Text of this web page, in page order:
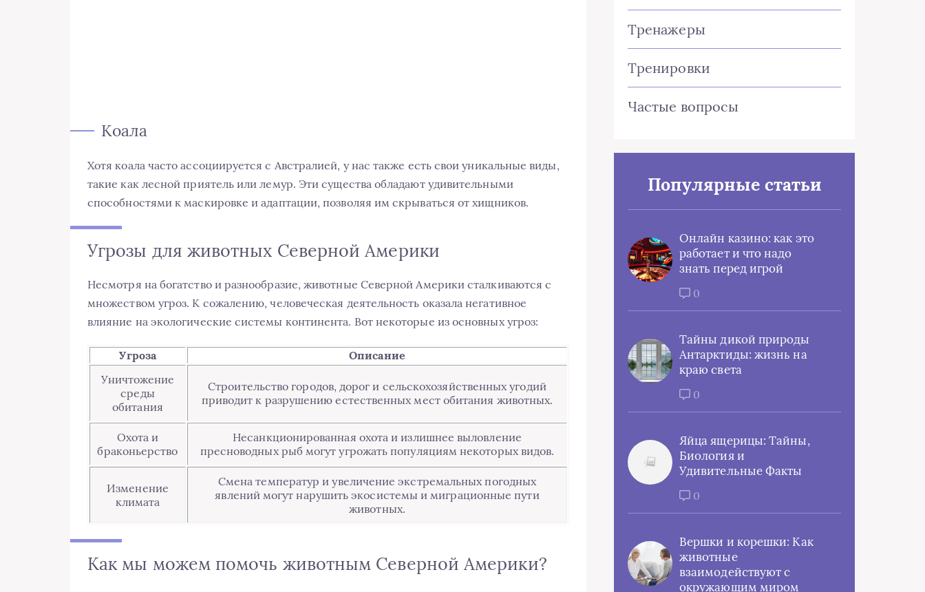
Коала
Хотя коала часто ассоциируется с Австралией, у нас также есть свои уникальные виды,
такие как лесной приятель или лемур. Эти существа обладают удивительными
способностями к маскировке и адаптации, позволяя им скрываться от хищников.
Угрозы для животных Северной Америки
Несмотря на богатство и разнообразие, животные Северной Америки сталкиваются с
множеством угроз. К сожалению, человеческая деятельность оказала негативное
влияние на экологические системы континента. Вот некоторые из основных угроз:
Угроза
Описание
Уничтожение
среды
обитания
Строительство городов, дорог и сельскохозяйственных угодий
приводит к разрушению естественных мест обитания животных.
Охота и
браконьерство
Несанкционированная охота и излишнее выловление
пресноводных рыб могут угрожать популяциям некоторых видов.
Изменение
климата
Смена температур и увеличение экстремальных погодных
явлений могут нарушить экосистемы и миграционные пути
животных.
Как мы можем помочь животным Северной Америки?
Тренажеры
Тренировки
Частые вопросы
Популярные статьи
Онлайн казино: как это
работает и что надо
знать перед игрой
0
Тайны дикой природы
Антарктиды: жизнь на
краю света
0
Яйца ящерицы: Тайны,
Биология и
Удивительные Факты
0
Вершки и корешки: Как
животные
взаимодействуют с
окружающим миром